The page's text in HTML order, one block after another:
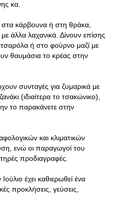
κα.
κάρβουνα ή στη θράκα,
άλλα λαχανικά. Δίνουν επίσης
ή στο φούρνο μαζί με
θαυμάσια το κρέας στην
συνταγές για ζυμαρικά με
(ιδιαίτερα το τσακώνικο),
το παρακάνετε στην
και κλιματικών
ενώ οι παραγωγοί του
προδιαγραφές.
έχει καθιερωθεί ένα
προκλήσεις, γεύσεις,